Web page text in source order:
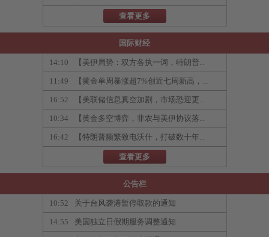
查看更多
国际财经
14:10 【美伊局势：双方各执一词，特朗普...
11:49 【黄金单周暴涨超7%创近七周新高，...
16:52 【美联储信息真空加剧，市场恐迎更...
10:34 【黄金多空博弈，非农与美伊协议落...
16:42 【特朗普频繁致电沃什，打破数十年...
查看更多
公告栏
10:52 关于台风袭港暂停取款的通知
14:55 美国独立日假期服务调整通知